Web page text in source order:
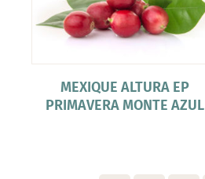
MEXIQUE ALTURA EP
PRIMAVERA MONTE AZUL